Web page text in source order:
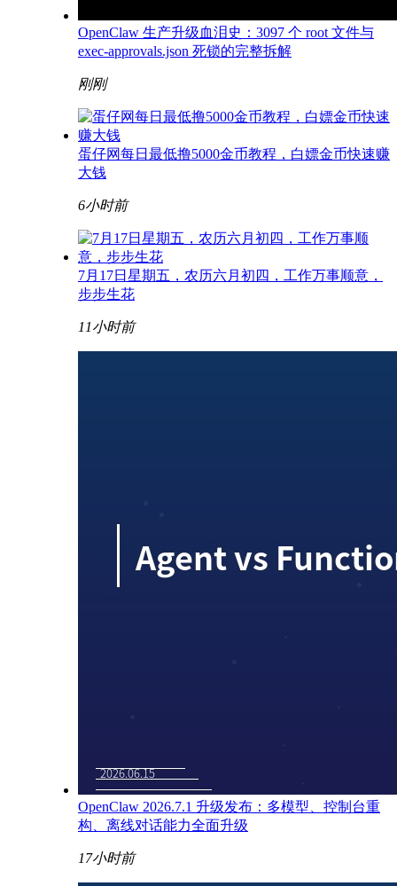
OpenClaw 生产升级血泪史：3097 个 root 文件与
exec-approvals.json 死锁的完整拆解
刚刚
蛋仔网每日最低撸5000金币教程，白嫖金币快速赚
大钱
6小时前
7月17日星期五，农历六月初四，工作万事顺意，
步步生花
11小时前
OpenClaw 2026.7.1 升级发布：多模型、控制台重
构、离线对话能力全面升级
17小时前